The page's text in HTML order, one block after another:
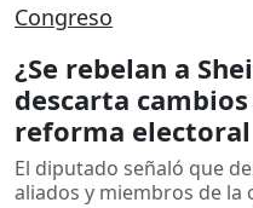
Congreso
¿Se rebelan a
descarta
reforma electoral
El diputado señaló que
aliados y miembros de la